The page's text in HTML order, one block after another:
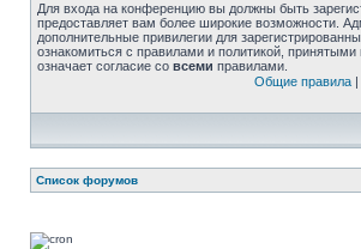
Для входа на конференцию вы должны быть
предоставляет вам более широкие возможности.
дополнительные привилегии для
ознакомиться с правилами и политикой,
означает согласие со всеми правилами.
Общие правила|
Список форумов